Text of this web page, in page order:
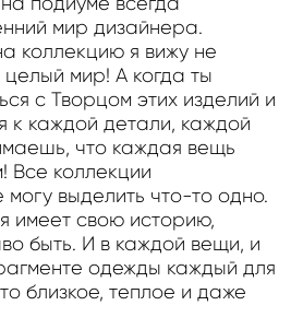
мир дизайнера.
коллекцию я вижу не
мир! А когда ты
с Творцом этих изделий и
к каждой детали, каждой
что каждая вещь
Все коллекции
выделить что-то одно.
имеет свою историю,
быть. И в каждой вещи, и
одежды каждый для
близкое, теплое и даже